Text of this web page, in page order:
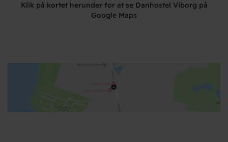
Klik på kortet herunder for at se Danhostel Viborg på
Google Maps